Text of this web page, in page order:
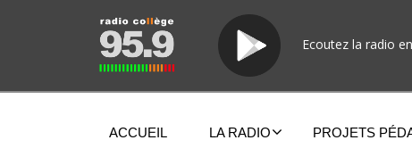
Ecoutez la radio
ACCUEIL LA RADIO PROJETS